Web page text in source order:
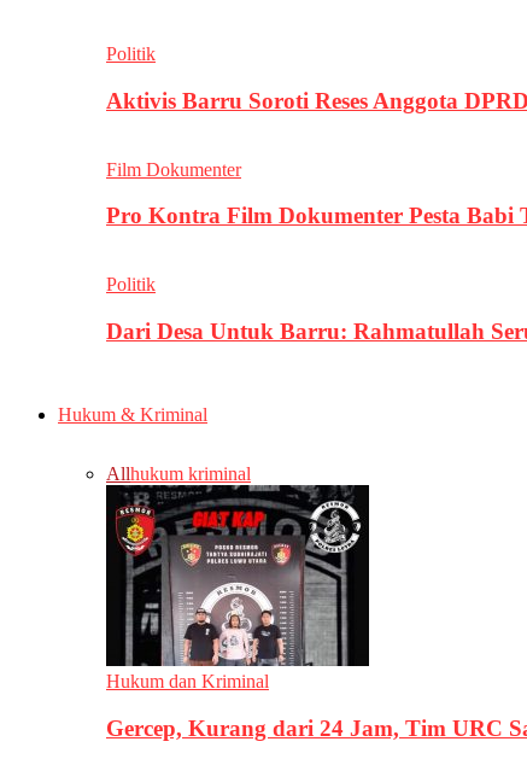
Politik
Aktivis Barru Soroti Reses Anggota
Film Dokumenter
Pro Kontra Film Dokumenter Pesta
Politik
Dari Desa Untuk Barru: Rahmatullah
Hukum & Kriminal
Allhukum kriminal
Hukum dan Kriminal
Gercep, Kurang dari 24 Jam, Tim URC